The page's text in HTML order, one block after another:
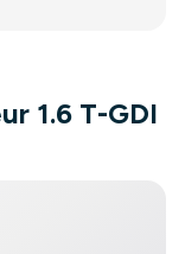
1.6 T-GDI